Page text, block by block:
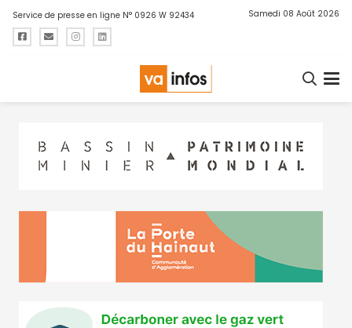
Service de presse en ligne N° 0926 W 92434 Samedi 08 Août 2026